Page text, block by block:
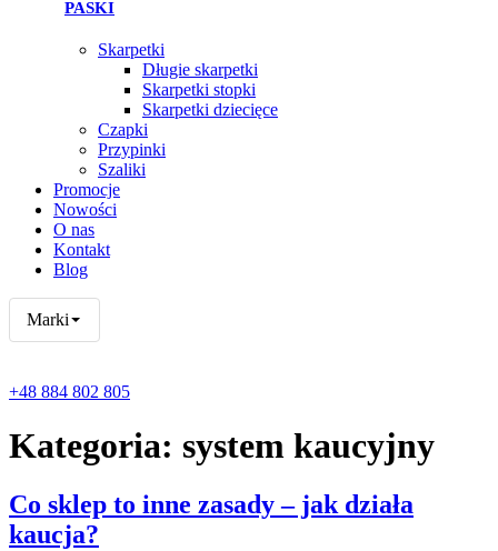
PASKI
Skarpetki
Długie skarpetki
Skarpetki stopki
Skarpetki dziecięce
Czapki
Przypinki
Szaliki
Promocje
Nowości
O nas
Kontakt
Blog
Marki
+48 884 802 805
Kategoria: system kaucyjny
Co sklep to inne zasady – jak działa
kaucja?